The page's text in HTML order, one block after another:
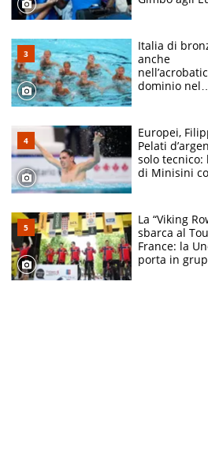
Italia di
anche
dominio nel
e compagni
continuare
Europei,
Pelati
solo tecnico:
di Minisini
mirino
La “Viking
sbarca al
France: la
porta in